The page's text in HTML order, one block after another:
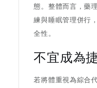
態。整體而言，藥
練與睡眠管理併行
全性。
不宜成為
若將體重視為綜合